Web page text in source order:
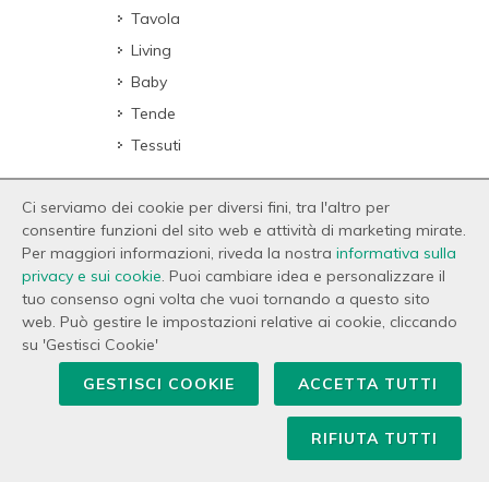
Ci serviamo dei cookie per diversi fini, tra l'altro per
consentire funzioni del sito web e attività di marketing mirate.
Per maggiori informazioni, riveda la nostra informativa sulla
privacy e sui cookie. Puoi cambiare idea e personalizzare il
tuo consenso ogni volta che vuoi tornando a questo sito
web. Può gestire le impostazioni relative ai cookie, cliccando
su 'Gestisci Cookie'
GESTISCI COOKIE
ACCETTA TUTTI
RIFIUTA TUTTI
Tavola
Living
Baby
Tende
Tessuti
NOVITÀ
Mastro Raphael Tovaglia
391,00 € Tavola
Mastro Raphael Set lenzuola